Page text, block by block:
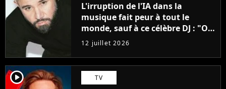
L'irruption de l'IA dans la
musique fait peur à tout le
monde, sauf à ce célèbre DJ : "On
ne peut pas tricher"
12 juillet 2026
player2 TV